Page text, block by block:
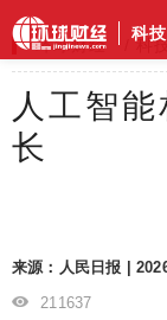
科技
环球财经 科技
人工智
长
来源：人民日报 |
211637